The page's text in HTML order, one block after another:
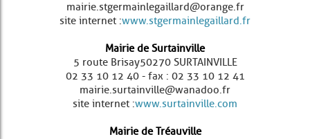
mairie.stgermainlegaillard@orange.fr
site internet :www.stgermainlegaillard.fr
Mairie de Surtainville
5 route Brisay 50270 SURTAINVILLE
02 33 10 12 40 - fax : 02 33 10 12 41
mairie.surtainville@wanadoo.fr
site internet :www.surtainville.com
Mairie de Tréauville